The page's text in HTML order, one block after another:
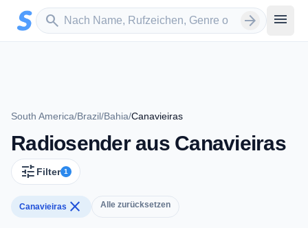
Zum Hauptinhalt springen
search
Sender suchen arrow_forward menu
South America/Brazil/Bahia/Canavieiras
Radiosender aus Canavieiras
tune Filter 1
Canavieiras close Alle zurücksetzen